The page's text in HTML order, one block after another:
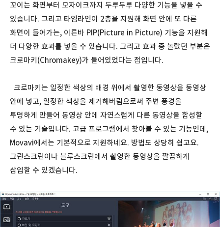
꼬이는 화면부터 모자이크까지 두루두루 다양한 기능을 넣을 수
있습니다. 그리고 타임라인이 2층을 지원해 화면 안에 또 다른
화면이 들어가는, 이른바 PIP(Picture in Picture) 기능을 지원해
더 다양한 효과를 넣을 수 있습니다. 그리고 효과 중 놀랐던 부분은
크로마키(Chromakey)가 들어있었다는 점입니다.
크로마키는 일정한 색상의 배경 위에서 촬영한 동영상을 동영상
안에 넣고, 일정한 색상을 제거해버림으로써 주변 풍경을
투명하게 만들어 동영상 안에 자연스럽게 다른 동영상을 합성할
수 있는 기술입니다. 고급 프로그램에서 찾아볼 수 있는 기능인데,
Movavi에서는 기본적으로 지원하네요. 방법도 상당히 쉽고요.
그린스크린이나 블루스크린에서 촬영한 동영상을 깔끔하게
삽입할 수 있겠습니다.